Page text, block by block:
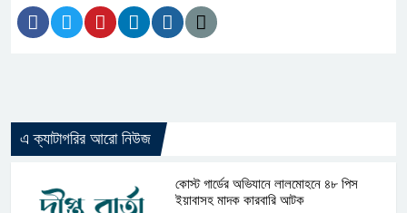
এ ক্যাটাগরির আরো নিউজ
কোস্ট গার্ডের অভিযানে লালমোহনে ৪৮ পিস
ইয়াবাসহ মাদক কারবারি আটক